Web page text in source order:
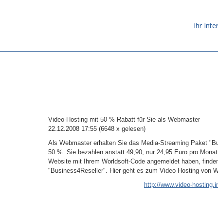
Ihr
Video-Hosting mit 50 % Rabatt für Sie als Webmaster
22.12.2008 17:55 (6648 x gelesen)
Als Webmaster erhalten Sie das Media-Streaming Paket
50 %. Sie bezahlen anstatt 49,90, nur 24,95 Euro pro
Website mit Ihrem Worldsoft-Code angemeldet haben,
"Business4Reseller". Hier geht es zum Video Hosting von
http://www.video-